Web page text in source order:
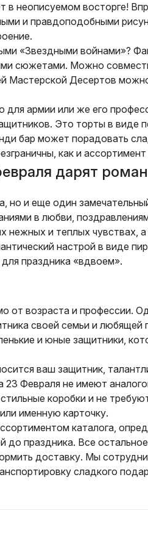
в неописуемом восторге!
и правдоподобными
«Звездными войнами»?
сюжетами. Можно
Мастерской Десертов
для армии или же его
Это торты в
бар может порадовать
как и
дарят
но и еще один
в любви,
нежных и теплых чувствах,
настрой в виде
праздника «вдвоем».
от возраста и профессии.
своей семьи и
и юные защитники,
ваш защитник,
Февраля не имеют
коробки и не
именную карточку.
каталога,
до праздника. Все
доставку. Мы
сладкого